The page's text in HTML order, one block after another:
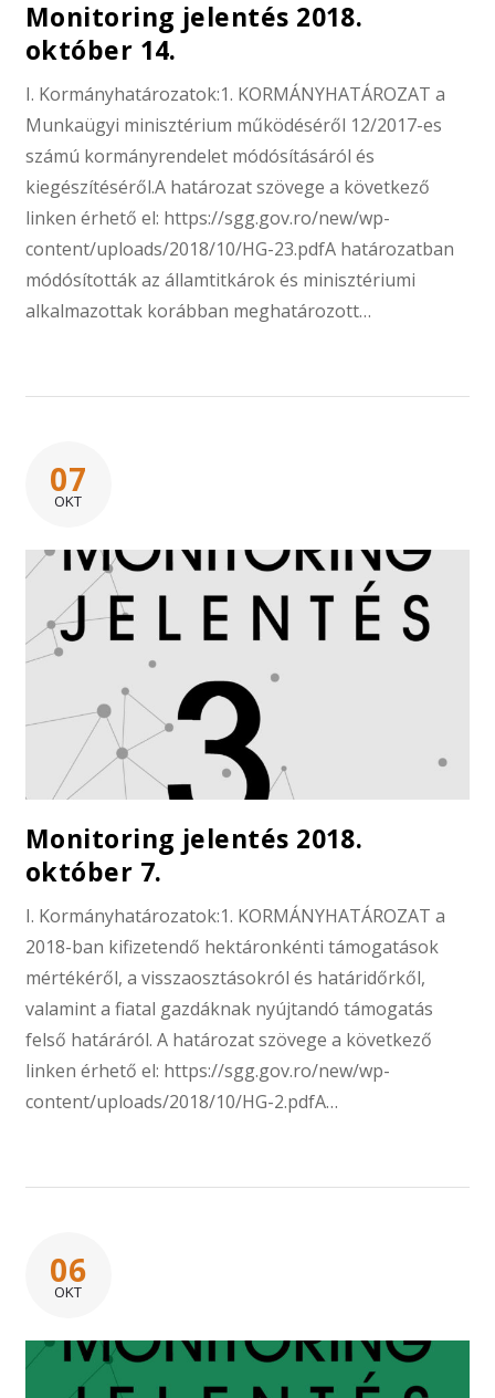
Monitoring jelentés 2018.
október 14.
I. Kormányhatározatok:1. KORMÁNYHATÁROZAT a
Munkaügyi minisztérium működéséről 12/2017-es
számú kormányrendelet módósításáról és
kiegészítéséről.A határozat szövege a következő
linken érhető el: https://sgg.gov.ro/new/wp-
content/uploads/2018/10/HG-23.pdfA határozatban
módósították az államtitkárok és minisztériumi
alkalmazottak korábban meghatározott…
07
OKT
Monitoring jelentés 2018.
október 7.
I. Kormányhatározatok:1. KORMÁNYHATÁROZAT a
2018-ban kifizetendő hektáronkénti támogatások
mértékéről, a visszaosztásokról és határidőrkől,
valamint a fiatal gazdáknak nyújtandó támogatás
felső határáról. A határozat szövege a következő
linken érhető el: https://sgg.gov.ro/new/wp-
content/uploads/2018/10/HG-2.pdfA…
06
OKT